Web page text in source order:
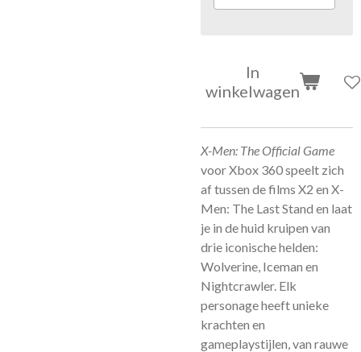
In
winkelwagen
X-Men: The Official Game
voor Xbox 360 speelt zich
af tussen de films X2 en X-
Men: The Last Stand en laat
je in de huid kruipen van
drie iconische helden:
Wolverine, Iceman en
Nightcrawler. Elk
personage heeft unieke
krachten en
gameplaystijlen, van rauwe